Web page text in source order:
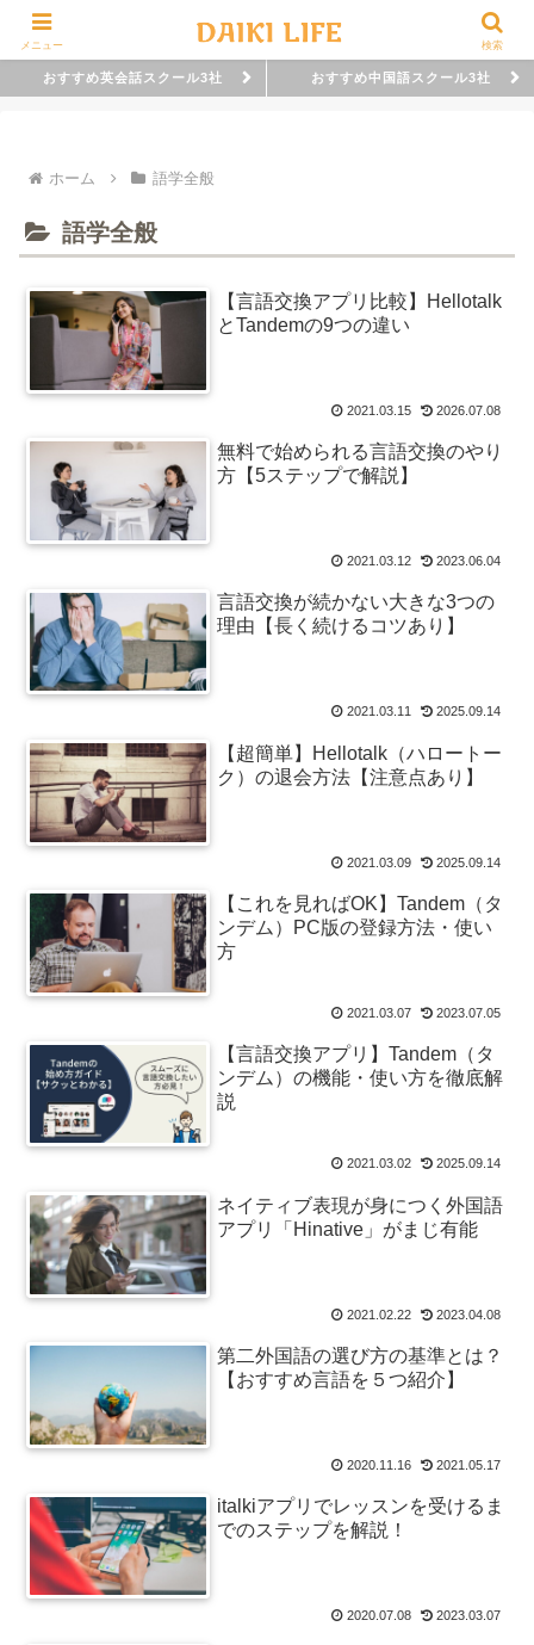
おすすめ英会話スクール3社 おすすめ中国語スクール3社
ホーム 語学全般
語学全般
【言語交換アプリ比較】Hellotalk
とTandemの9つの違い
2021.03.15 2026.07.08
無料で始められる言語交換のやり
方【5ステップで解説】
2021.03.12 2023.06.04
言語交換が続かない大きな3つの
理由【長く続けるコツあり】
2021.03.11 2025.09.14
【超簡単】Hellotalk（ハロートー
ク）の退会方法【注意点あり】
2021.03.09 2025.09.14
【これを見ればOK】Tandem（タ
ンデム）PC版の登録方法・使い
方
2021.03.07 2023.07.05
【言語交換アプリ】Tandem（タ
ンデム）の機能・使い方を徹底解
説
2021.03.02 2025.09.14
ネイティブ表現が身につく外国語
アプリ「Hinative」がまじ有能
2021.02.22 2023.04.08
第二外国語の選び方の基準とは？
【おすすめ言語を５つ紹介】
2020.11.16 2021.05.17
italkiアプリでレッスンを受けるま
でのステップを解説！
2020.07.08 2023.03.07
メニュー 検索